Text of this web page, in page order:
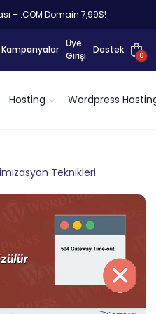
– .COM Domain 7,99$!
Kampanyalar
Üye
Girişi
Destek
0
Hosting Wordpress
Teknikleri